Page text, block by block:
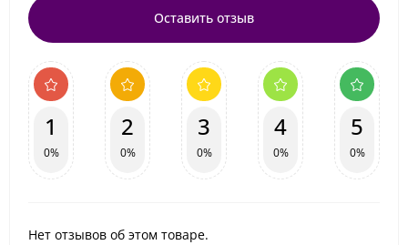
Оставить отзыв
1
0%
2
0%
3
0%
4
0%
5
0%
Нет отзывов об этом товаре.